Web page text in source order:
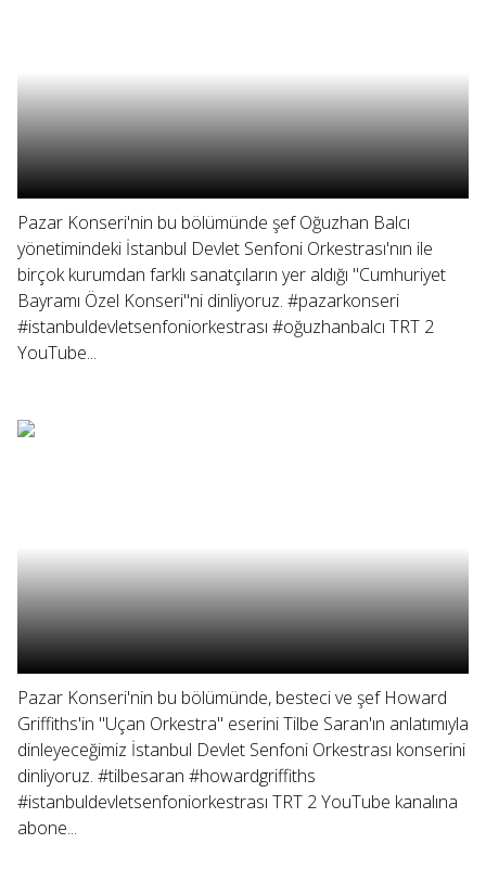
Pazar Konseri'nin bu bölümünde şef Oğuzhan Balcı
yönetimindeki İstanbul Devlet Senfoni Orkestrası'nın ile
birçok kurumdan farklı sanatçıların yer aldığı "Cumhuriyet
Bayramı Özel Konseri"ni dinliyoruz. #pazarkonseri
#istanbuldevletsenfoniorkestrası #oğuzhanbalcı TRT 2
YouTube...
Pazar Konseri'nin bu bölümünde, besteci ve şef Howard
Griffiths'in "Uçan Orkestra" eserini Tilbe Saran'ın anlatımıyla
dinleyeceğimiz İstanbul Devlet Senfoni Orkestrası konserini
dinliyoruz. #tilbesaran #howardgriffiths
#istanbuldevletsenfoniorkestrası TRT 2 YouTube kanalına
abone...